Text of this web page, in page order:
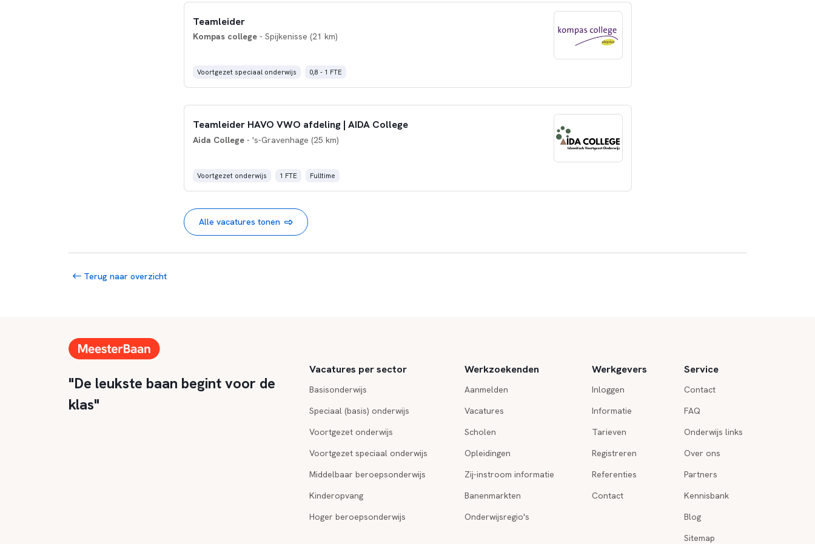
Teamleider
Kompas college- Spijkenisse (21 km)
Voortgezet speciaal onderwijs 0,8 - 1 FTE
Teamleider HAVO VWO afdeling | AIDA College
Aida College- 's-Gravenhage (25 km)
Voortgezet onderwijs 1 FTE Fulltime
Alle vacatures tonen
Terug naar overzicht
"De leukste baan begint voor de
klas"
Vacatures per sector
Basisonderwijs
Speciaal (basis) onderwijs
Voortgezet onderwijs
Voortgezet speciaal onderwijs
Middelbaar beroepsonderwijs
Kinderopvang
Hoger beroepsonderwijs
Werkzoekenden
Aanmelden
Vacatures
Scholen
Opleidingen
Zij-instroom informatie
Banenmarkten
Onderwijsregio's
Werkgevers
Inloggen
Informatie
Tarieven
Registreren
Referenties
Contact
Service
Contact
FAQ
Onderwijs links
Over ons
Partners
Kennisbank
Blog
Sitemap